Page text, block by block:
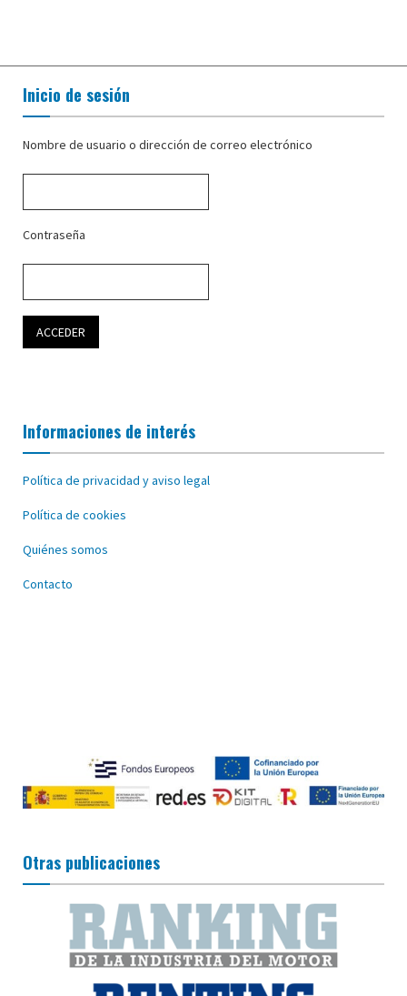
Inicio de sesión
Nombre de usuario o dirección de correo electrónico
Contraseña
Informaciones de interés
Política de privacidad y aviso legal
Política de cookies
Quiénes somos
Contacto
Otras publicaciones